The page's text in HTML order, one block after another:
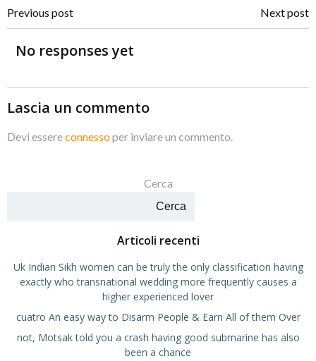
Navigazione
articoli
Previous post
Navigazione
Next post
No responses yet
Lascia un commento
Devi essereconnessoper inviare un commento.
Cerca
Cerca
Articoli recenti
Uk Indian Sikh women can be truly the only classification having
exactly who transnational wedding more frequently causes a
higher experienced lover
cuatro An easy way to Disarm People & Earn All of them Over
not, Motsak told you a crash having good submarine has also
been a chance